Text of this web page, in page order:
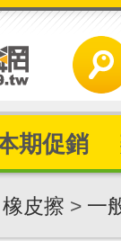
期促銷
橡皮擦 > 一